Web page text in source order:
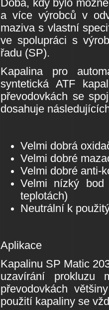
Doba, kdy bylo
a více výrobců v
maziva s vlastní
ve spolupráci s
řadu (SP).
Kapalina pro
syntetická ATF
převodovkách se
dosahuje
Velmi dobrá
Velmi dobré
Velmi dobré anti-
Velmi nízký
teplotách)
Neutrální k
Aplikace
Kapalinu SP Matic
uzavírání prokluzu
převodovkách
použití kapaliny se